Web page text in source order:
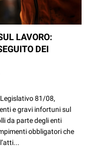
LAVORO:
DEI
81/08,
e gravi infortuni sul
da parte degli enti
obbligatori che